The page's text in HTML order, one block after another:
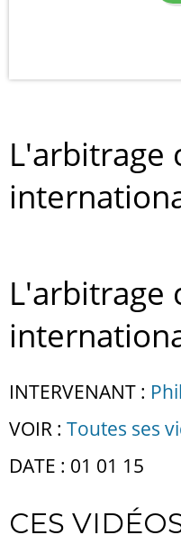
L'arbitrage
L'arbitrage
INTERVENANT :
VOIR : Toutes ses
DATE : 01 01 15
CES